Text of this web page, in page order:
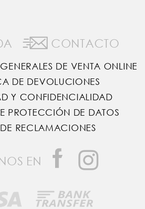
CONTACTO
DE VENTA ONLINE
DE DEVOLUCIONES
Y CONFIDENCIALIDAD
PROTECCIÓN DE DATOS
RECLAMACIONES
EN